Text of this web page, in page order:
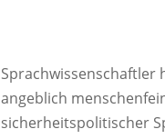
Sprachwissenschaftler
angeblich
sicherheitspolitischer